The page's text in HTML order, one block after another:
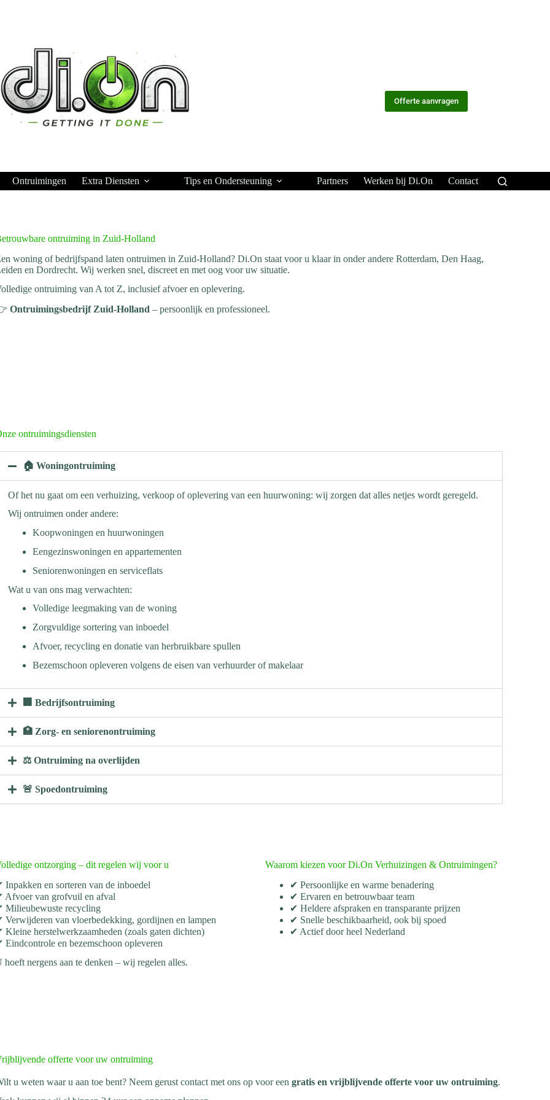
Offerte aanvragen
Ontruimingen Extra Diensten Tips en Ondersteuning Partners Werken bij Di.On Contact
ontruiming in Zuid-Holland
woning of bedrijfspand laten ontruimen in Zuid-Holland? Di.On staat voor u klaar in onder andere Rotterdam, Den Haag,
en Dordrecht. Wij werken snel, discreet en met oog voor uw situatie.
ontruiming van A tot Z, inclusief afvoer en oplevering.
Ontruimingsbedrijf Zuid-Holland – persoonlijk en professioneel.
ontruimingsdiensten
🏠 Woningontruiming
Of het nu gaat om een verhuizing, verkoop of oplevering van een huurwoning: wij zorgen dat alles netjes wordt geregeld.
Wij ontruimen onder andere:
Koopwoningen en huurwoningen
Eengezinswoningen en appartementen
Seniorenwoningen en serviceflats
Wat u van ons mag verwachten:
Volledige leegmaking van de woning
Zorgvuldige sortering van inboedel
Afvoer, recycling en donatie van herbruikbare spullen
Bezemschoon opleveren volgens de eisen van verhuurder of makelaar
🏢 Bedrijfsontruiming
🏥 Zorg- en seniorenontruiming
⚖️ Ontruiming na overlijden
🚨 Spoedontruiming
ontzorging – dit regelen wij voor u
Inpakken en sorteren van de inboedel
Afvoer van grofvuil en afval
Milieubewuste recycling
Verwijderen van vloerbedekking, gordijnen en lampen
Kleine herstelwerkzaamheden (zoals gaten dichten)
Eindcontrole en bezemschoon opleveren
hoeft nergens aan te denken – wij regelen alles.
Waarom kiezen voor Di.On Verhuizingen & Ontruimingen?
✔ Persoonlijke en warme benadering
✔ Ervaren en betrouwbaar team
✔ Heldere afspraken en transparante prijzen
✔ Snelle beschikbaarheid, ook bij spoed
✔ Actief door heel Nederland
offerte voor uw ontruiming
u weten waar u aan toe bent? Neem gerust contact met ons op voor eengratis en vrijblijvende offerte voor uw ontruiming.